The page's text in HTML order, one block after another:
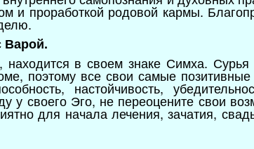
и проработкой родовой кармы.
Варой.
находится в своем знаке Симха. Сурья
поэтому все свои самые
настойчивость,
у своего Эго, не переоцените свои
для начала лечения, зачатия,